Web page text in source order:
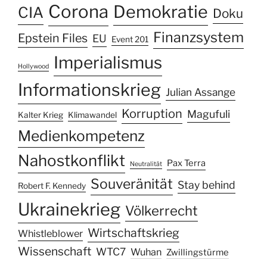
CIA Corona Demokratie Doku
Epstein Files EU Event 201 Finanzsystem
Hollywood
Imperialismus
Informationskrieg Julian Assange
Kalter Krieg Klimawandel Korruption Magufuli
Medienkompetenz
Nahostkonflikt Neutralität Pax Terra
Robert F. Kennedy Souveränität Stay behind
Ukrainekrieg Völkerrecht
Whistleblower Wirtschaftskrieg
Wissenschaft WTC7 Wuhan Zwillingstürme